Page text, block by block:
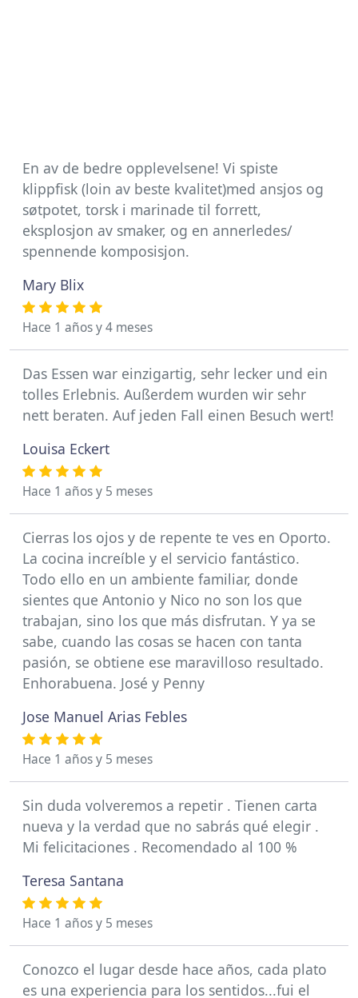
En av de bedre opplevelsene! Vi spiste
klippfisk (loin av beste kvalitet)med ansjos og
søtpotet, torsk i marinade til forrett,
eksplosjon av smaker, og en annerledes/
spennende komposisjon.
Mary Blix
Hace 1 años y 4 meses
Das Essen war einzigartig, sehr lecker und ein
tolles Erlebnis. Außerdem wurden wir sehr
nett beraten. Auf jeden Fall einen Besuch wert!
Louisa Eckert
Hace 1 años y 5 meses
Cierras los ojos y de repente te ves en Oporto.
La cocina increíble y el servicio fantástico.
Todo ello en un ambiente familiar, donde
sientes que Antonio y Nico no son los que
trabajan, sino los que más disfrutan. Y ya se
sabe, cuando las cosas se hacen con tanta
pasión, se obtiene ese maravilloso resultado.
Enhorabuena. José y Penny
Jose Manuel Arias Febles
Hace 1 años y 5 meses
Sin duda volveremos a repetir . Tienen carta
nueva y la verdad que no sabrás qué elegir .
Mi felicitaciones . Recomendado al 100 %
Teresa Santana
Hace 1 años y 5 meses
Conozco el lugar desde hace años, cada plato
es una experiencia para los sentidos...fui el